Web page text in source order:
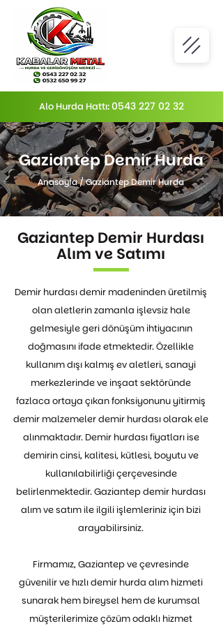
Alo Hurda Hattı:0543 227 02 32
Gaziantep Demir Hurda
Anasayfa/Gaziantep Demir Hurda
Gaziantep Demir Hurdası
Alım ve Satımı
Demir hurdası demir madeninden üretilmiş
olan aletlerin zamanla işlevsiz hale
gelmesiyle geri dönüşüm ihtiyacının
doğmasını ifade etmektedir. Özellikle
kullanım dışı kalmış ev aletleri, sanayi
merkezlerinde ve inşaat sektöründe
fazlaca ortaya çıkan fonksiyonunu yitirmiş
demir malzemeler demir hurdası olarak ele
alınmaktadır. Demir hurdası fiyatları ise
demirin cinsi, kalitesi, kütlesi, boyutu ve
kullanılabilirliği çerçevesinde
belirlenmektedir. Gaziantep demir hurdası
alım ve satım ile ilgili işlemleriniz için bizi
arayabilirsiniz.
Firmamız, Gaziantep ve çevresinde
güvenilir ve hızlı demir hurda alım hizmeti
sunarak hem bireysel hem de kurumsal
müşterilerimize çözüm odaklı hizmet